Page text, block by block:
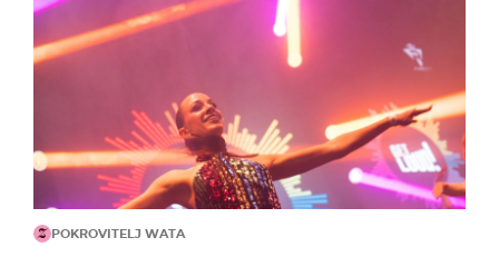
POKROVITELJ WATA